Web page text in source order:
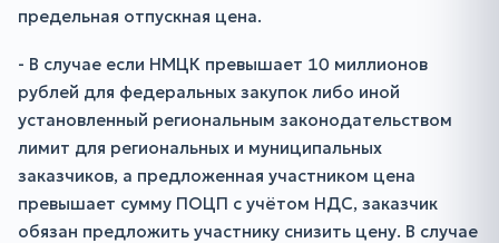
предельная отпускная цена.
- В случае если НМЦК превышает 10 миллионов
рублей для федеральных закупок либо иной
установленный региональным законодательством
лимит для региональных и муниципальных
заказчиков, а предложенная участником цена
превышает сумму ПОЦП с учётом НДС, заказчик
обязан предложить участнику снизить цену. В случае